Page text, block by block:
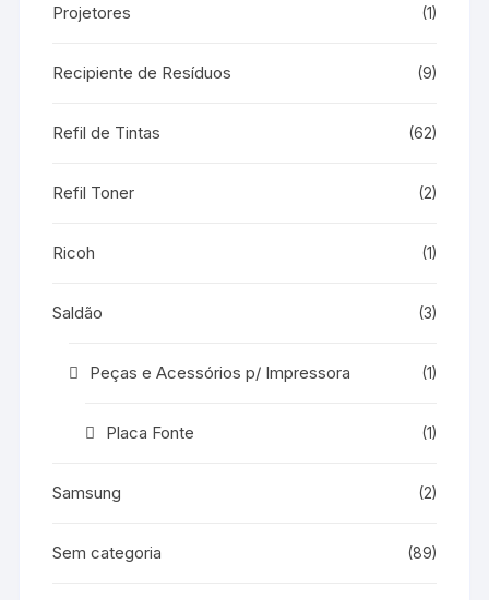
Projetores (1)
Recipiente de Resíduos (9)
Refil de Tintas (62)
Refil Toner (2)
Ricoh (1)
Saldão (3)
Peças e Acessórios p/ Impressora (1)
Placa Fonte (1)
Samsung (2)
Sem categoria (89)